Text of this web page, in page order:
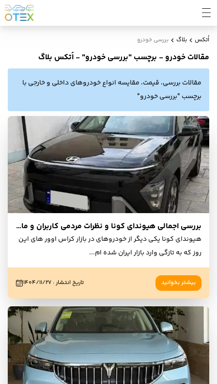
اُتکس بلاگ بررسی خودرو
مقالات خودرو - برچسب "بررسی خودرو" - اُتکس بلاگ
مقالات بررسی، قیمت، مقایسه انواع خودروهای داخلی و خارجی با
برچسب "بررسی خودرو"
بررسی اجمالی هیوندای کونا و نظرات مردمی کاربران و مالکان
هیوندای کونا یکی دیگر از خودروهای در بازار کراس اوور های این
روز که به تازگی وارد بازار ایران شده ام...
بیشتر بخوانید تاریخ انتشار: ۱۴۰۴/۱۱/۲۷